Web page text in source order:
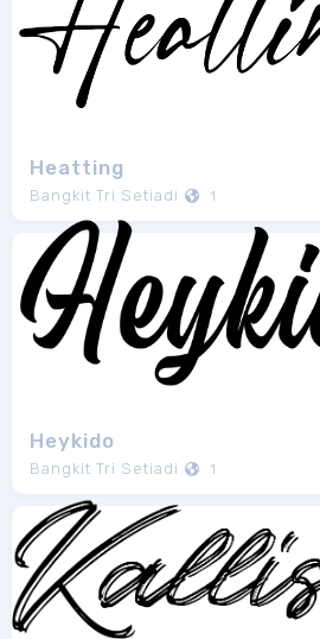
Heatting
Bangkit Tri Setiadi 1
Heykido
Bangkit Tri Setiadi 1